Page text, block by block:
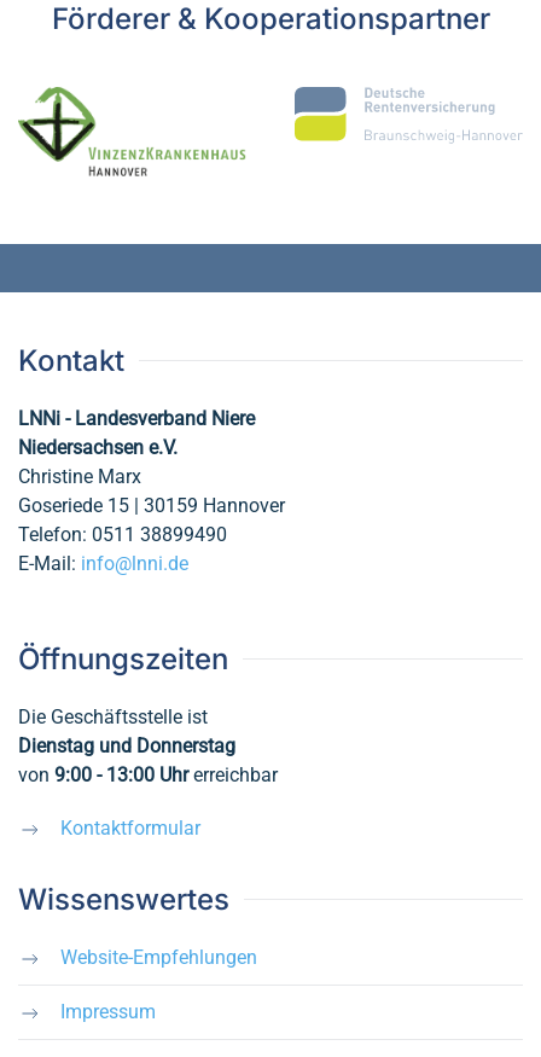
Förderer & Kooperationspartner
Kontakt
LNNi - Landesverband Niere
Niedersachsen e.V.
Christine Marx
Goseriede 15 | 30159 Hannover
Telefon: 0511 38899490
E-Mail: info@lnni.de
Öffnungszeiten
Die Geschäftsstelle ist
Dienstag und Donnerstag
von 9:00 - 13:00 Uhrerreichbar
Kontaktformular
Wissenswertes
Website-Empfehlungen
Impressum